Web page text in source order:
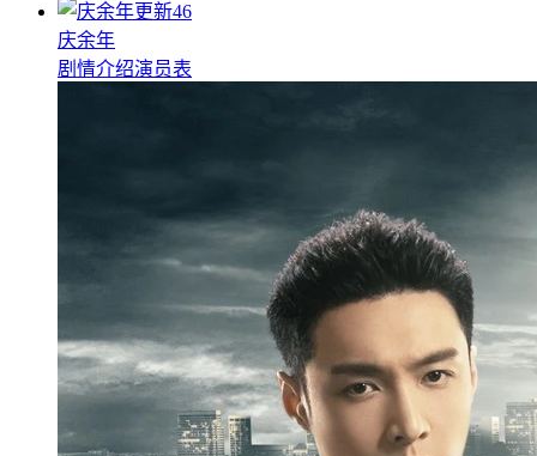
更新46
庆余年
剧情介绍演员表